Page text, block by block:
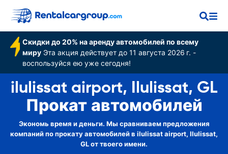
Скидки до 20% на аренду автомобилей по всему
мируЭта акция действует до 11 августа 2026 г. -
воспользуйся ею уже сегодня!
ilulissat airport, Ilulissat, GL
Прокат автомобилей
Экономь время и деньги. Мы сравниваем предложения
компаний по прокату автомобилей в ilulissat airport, Ilulissat,
GL от твоего имени.